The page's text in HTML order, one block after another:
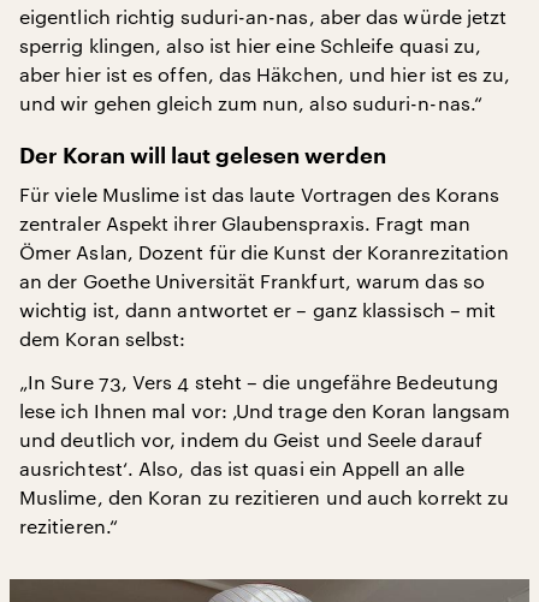
eigentlich richtig suduri-an-nas, aber das würde jetzt
sperrig klingen, also ist hier eine Schleife quasi zu,
aber hier ist es offen, das Häkchen, und hier ist es zu,
und wir gehen gleich zum nun, also suduri-n-nas.“
Der Koran will laut gelesen werden
Für viele Muslime ist das laute Vortragen des Korans
zentraler Aspekt ihrer Glaubenspraxis. Fragt man
Ömer Aslan, Dozent für die Kunst der Koranrezitation
an der Goethe Universität Frankfurt, warum das so
wichtig ist, dann antwortet er – ganz klassisch – mit
dem Koran selbst:
„In Sure 73, Vers 4 steht – die ungefähre Bedeutung
lese ich Ihnen mal vor: ‚Und trage den Koran langsam
und deutlich vor, indem du Geist und Seele darauf
ausrichtest‘. Also, das ist quasi ein Appell an alle
Muslime, den Koran zu rezitieren und auch korrekt zu
rezitieren.“